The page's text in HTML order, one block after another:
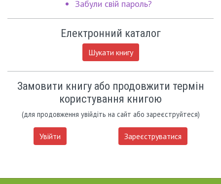
Забули свій пароль?
Електронний каталог
Шукати книгу
Замовити книгу або продовжити термін
користування книгою
(для продовження увійдіть на сайт або зареєструйтеся)
Увійти Зареєструватися